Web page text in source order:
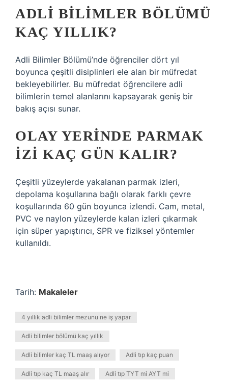
ADLI BILIMLER BÖLÜMÜ
KAÇ YILLIK?
Adli Bilimler Bölümü’nde öğrenciler dört yıl
boyunca çeşitli disiplinleri ele alan bir müfredat
bekleyebilirler. Bu müfredat öğrencilere adli
bilimlerin temel alanlarını kapsayarak geniş bir
bakış açısı sunar.
OLAY YERINDE PARMAK
IZI KAÇ GÜN KALIR?
Çeşitli yüzeylerde yakalanan parmak izleri,
depolama koşullarına bağlı olarak farklı çevre
koşullarında 60 gün boyunca izlendi. Cam, metal,
PVC ve naylon yüzeylerde kalan izleri çıkarmak
için süper yapıştırıcı, SPR ve fiziksel yöntemler
kullanıldı.
Tarih: Makaleler
4 yıllık adli bilimler mezunu ne iş yapar
Adli bilimler bölümü kaç yıllık
Adli bilimler kaç TL maaş alıyor Adli tıp kaç puan
Adli tıp kaç TL maaş alır Adli tıp TYT mi AYT mi